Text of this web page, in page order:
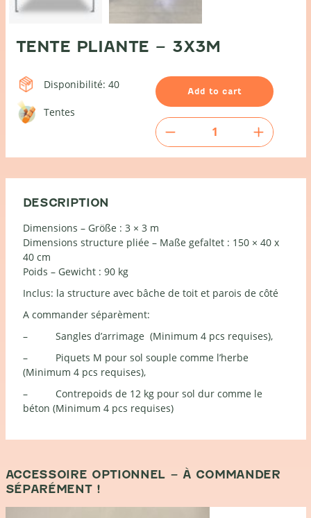
TENTE PLIANTE – 3X3M
Disponibilité: 40
Tentes
Add to cart
Tente
pliante
quantity
DESCRIPTION
Dimensions – Größe : 3 × 3 m
Dimensions structure pliée – Maße gefaltet : 150 × 40 x
40 cm
Poids – Gewicht : 90 kg
Inclus: la structure avec bâche de toit et parois de côté
A commander séparèment:
– Sangles d’arrimage (Minimum 4 pcs requises),
– Piquets M pour sol souple comme l’herbe
(Minimum 4 pcs requises),
– Contrepoids de 12 kg pour sol dur comme le
béton (Minimum 4 pcs requises)
ACCESSOIRE OPTIONNEL – À COMMANDER
SÉPARÉMENT !